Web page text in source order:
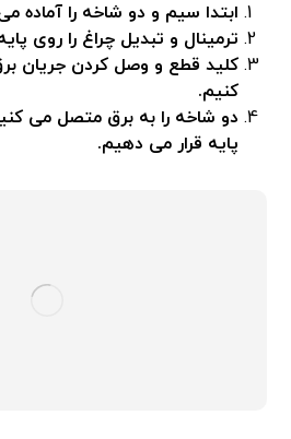
ابتدا سیم و دو شاخه را آماده
ترمینال و تبدیل چراغ را روی
کلید قطع و وصل کردن جریان
کنیم.
دو شاخه را به برق متصل می
پایه قرار می دهیم.